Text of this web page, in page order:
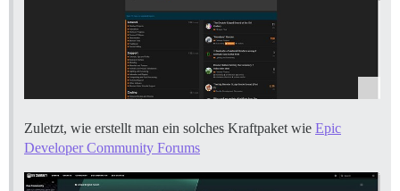
Zuletzt, wie erstellt man ein solches Kraftpaket wie Epic
Developer Community Forums